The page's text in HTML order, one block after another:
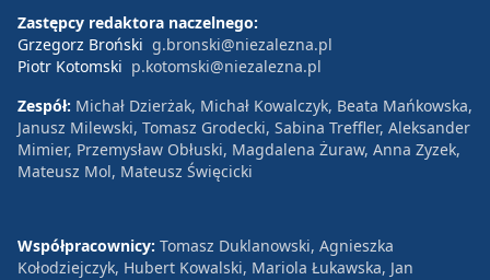
Zastępcy redaktora naczelnego:
Grzegorz Broński g.bronski@niezalezna.pl
Piotr Kotomski p.kotomski@niezalezna.pl
Zespół: Michał Dzierżak, Michał Kowalczyk, Beata Mańkowska,
Janusz Milewski, Tomasz Grodecki, Sabina Treffler, Aleksander
Mimier, Przemysław Obłuski, Magdalena Żuraw, Anna Zyzek,
Mateusz Mol, Mateusz Święcicki
Współpracownicy: Tomasz Duklanowski, Agnieszka
Kołodziejczyk, Hubert Kowalski, Mariola Łukawska, Jan